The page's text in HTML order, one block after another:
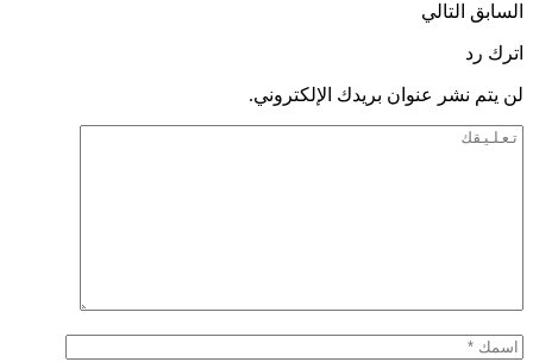
السابق التالي
اترك رد
لن يتم نشر عنوان بريدك الإلكتروني.